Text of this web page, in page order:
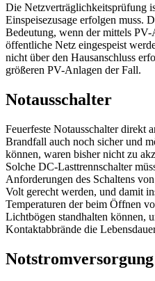
Die Netzverträglichkeitsprüfung
Einspeisezusage erfolgen muss.
Bedeutung, wenn der mittels
öffentliche Netz eingespeist
nicht über den Hausanschluss
größeren PV-Anlagen der Fall.
Notausschalter
Feuerfeste Notausschalter direkt
Brandfall auch noch sicher und
können, waren bisher nicht zu
Solche DC-Lasttrennschalter
Anforderungen des Schaltens
Volt gerecht werden, und damit
Temperaturen der beim Öffnen
Lichtbögen standhalten können,
Kontaktabbrände die
Notstromversorgung